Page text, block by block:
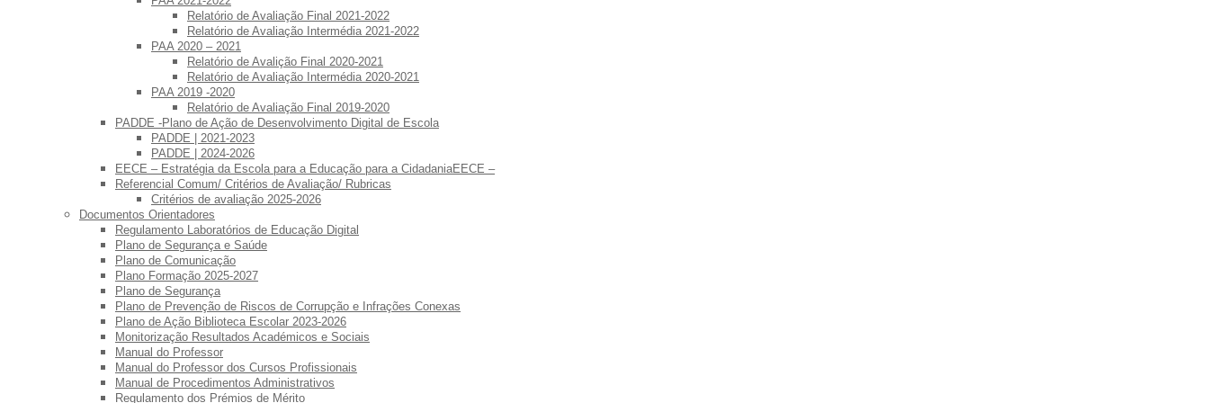
Relatório de Avaliação Final 2021-2022
Relatório de Avaliação Intermédia 2021-2022
PAA 2020 – 2021
Relatório de Avalição Final 2020-2021
Relatório de Avaliação Intermédia 2020-2021
PAA 2019 -2020
Relatório de Avaliação Final 2019-2020
PADDE -Plano de Ação de Desenvolvimento Digital de Escola
PADDE | 2021-2023
PADDE | 2024-2026
EECE – Estratégia da Escola para a Educação para a CidadaniaEECE –
Referencial Comum/ Critérios de Avaliação/ Rubricas
Critérios de avaliação 2025-2026
Documentos Orientadores
Regulamento Laboratórios de Educação Digital
Plano de Segurança e Saúde
Plano de Comunicação
Plano Formação 2025-2027
Plano de Segurança
Plano de Prevenção de Riscos de Corrupção e Infrações Conexas
Plano de Ação Biblioteca Escolar 2023-2026
Monitorização Resultados Académicos e Sociais
Manual do Professor
Manual do Professor dos Cursos Profissionais
Manual de Procedimentos Administrativos
Regulamento dos Prémios de Mérito